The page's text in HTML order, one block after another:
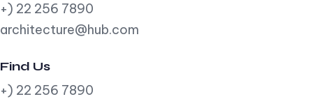
+) 22 256 7890
architecture@hub.com
Find Us
+) 22 256 7890